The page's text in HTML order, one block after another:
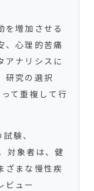
を増加させる
、心理的苦痛
アナリシスに
研究の選択
て重複して行
験、
対象者は、健
ざまな慢性疾
ビュー